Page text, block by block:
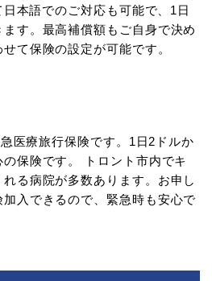
本語でのご対応も可能で、1日
す。最高補償額もご自身で決め
て保険の設定が可能です。
医療旅行保険です。1日2ドルか
保険です。 トロント市内でキ
る病院が多数あります。お申し
入できるので、緊急時も安心で